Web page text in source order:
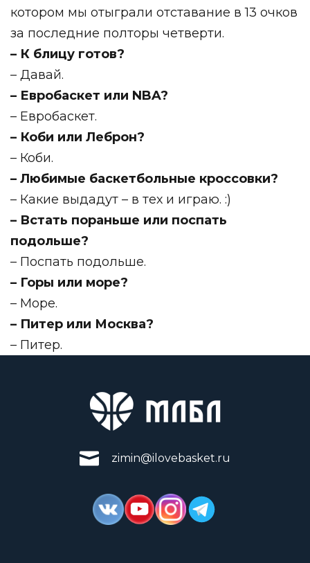
котором мы отыграли отставание в 13 очков
за последние полторы четверти.⁣⁣⠀
– К блицу готов?⁣⁣⠀
– Давай.⁣⁣⠀
– Евробаскет или NBA?
– Евробаскет⁣⁣.
– Коби или Леброн?⁣⁣⠀
– Коби⁣⁣.
– Любимые баскетбольные кроссовки?
– Какие выдадут – в тех и играю. :)⁣⁣⠀
– Встать пораньше или поспать
подольше?⁣⁣⠀
– Поспать подольше⁣⁣.
– Горы или море?
⁣⁣– Море.
– Питер или Москва?⁣⁣⠀
– Питер.
zimin@ilovebasket.ru